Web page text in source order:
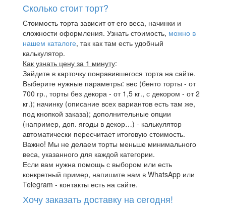
Сколько стоит торт?
Стоимость торта зависит от его веса, начинки и
сложности оформления. Узнать стоимость, можно в
нашем каталоге, так как там есть удобный
калькулятор.
Как узнать цену за 1 минуту:
Зайдите в карточку понравившегося торта на сайте.
Выберите нужные параметры: вес (бенто торты - от
700 гр., торты без декора - от 1,5 кг., с декором - от 2
кг.); начинку (описание всех вариантов есть там же,
под кнопкой заказа); дополнительные опции
(например, доп. ягоды в декор…) - калькулятор
автоматически пересчитает итоговую стоимость.
Важно! Мы не делаем торты меньше минимального
веса, указанного для каждой категории.
Если вам нужна помощь с выбором или есть
конкретный пример, напишите нам в WhatsApp или
Telegram - контакты есть на сайте.
Хочу заказать доставку на сегодня!